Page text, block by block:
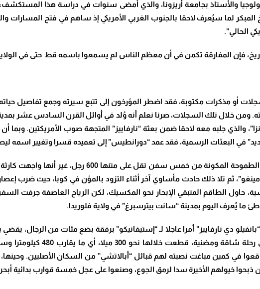
والأستاذ بجامعة أريزونا، والذي أمضى سنوات في دراسة هذا
المبكر لما سيُعرف لاحقا بالجنوب الغربي الأمريكي إذ ساهم في فتح المسارات
الحالي”.
فإن المفارقة تكمن في أن معظم الناس لم يسمعوا باسمه قط حتى في
أو مذكرات مكتوبة، فقد اضطر المؤرخون إلى تتبع سيرته وجمع تفاصيل
ومن خلال تلك السجلات، صرنا نعلم أنه وُلد في أوائل القرن السادس عشر
والذي جلبه معه لاحقا ضمن بعثة “نارفاييز” المتجهة صوب الأمريكتين. وبما
في البعثات الرسمية، فقد عمد “دورانطيس” إلى تعميده قسرا وتغيير اسمه
ثم تلا ذلك حادث مأساوي آخر أثناء التزود بالمؤن في كوبا، حيث ضرب
القاسية، حاول الطاقم المتبقي الإبحار نحو المكسيك، لكن الرياح العاصفة
دي نارفاييز” أمرا عاجلا لـ “إستيفانيكو” برفقة بضع مئات من الرجال،
المجهولة. ومن ثمَّ، انطلقت
في كمين مباغت نصبته لهم قبائل “أبالاتشي” من السكان الأصليين.
ذبحوا خيولهم الأخيرة سدا لرمق الجوع، وصنعوا على عجل خمسة قوارب بدائية